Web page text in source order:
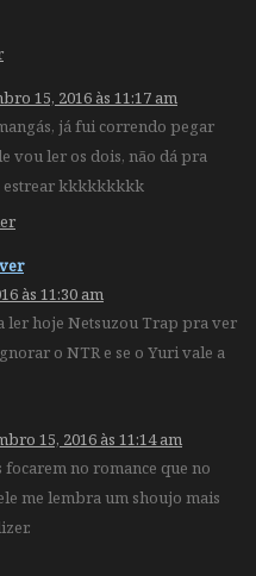
15, 2016 às 11:17 am
já fui correndo pegar
vou ler os dois, não dá pra
estrear kkkkkkkkk
às 11:30 am
ler hoje Netsuzou Trap pra ver
o NTR e se o Yuri vale a
15, 2016 às 11:14 am
no romance que no
me lembra um shoujo mais